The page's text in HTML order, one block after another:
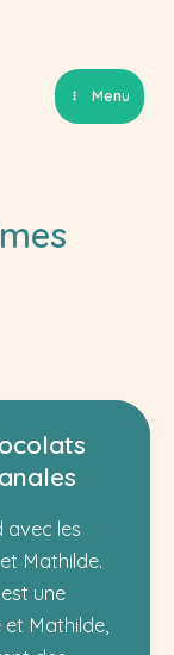
Menu
avec les
Mathilde.
une
Mathilde,